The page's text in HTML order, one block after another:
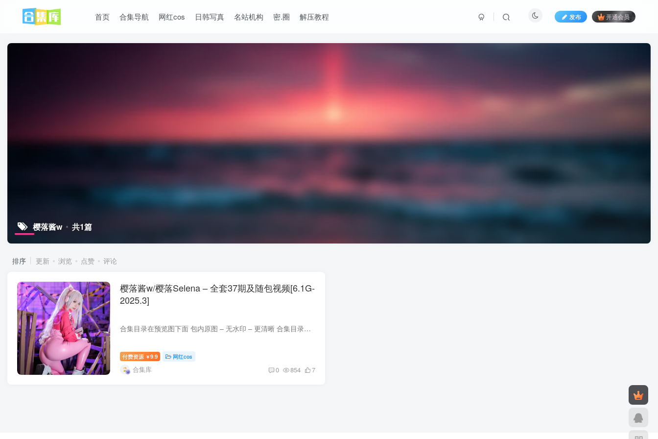
首页 合集导航 网红cos 日韩写真 名站机构 密.圈 解压教程 发布 开通会员
樱落酱w 共1篇
排序 更新 浏览 点赞 评论
樱落酱w/樱落Selena – 全套37期及随包视频[6.1G-
2025.3]
合集目录在预览图下面 包内原图 – 无水印 – 更清晰 合集目录：(持续更新…) [2025.3.18]樱落酱w – NO.037 碧蓝航线 可畏礼服[20P-208.3M] [12.2]樱落酱w – NO.036 屑屑女仆长[28P-208.7M] [...
付费资源 ￥9.9 网红cos
合集库 0 854 7